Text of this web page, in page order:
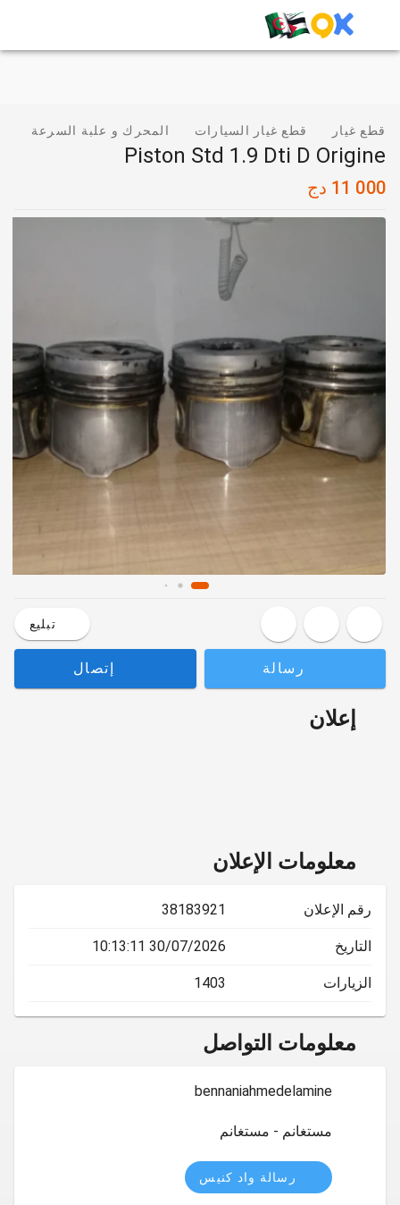
قطع غيار قطع غيار السيارات المحرك و علبة السرعة
Piston Std 1.9 Dti D Origine
11 000 دج
تبليع
رسالة إتصال
إعلان
معلومات الإعلان
رقم الإعلان 38183921
التاريخ 30/07/2026 10:13:11
الزيارات 1403
معلومات التواصل
bennaniahmedelamine
مستغانم - مستغانم
رسالة واد كنيس